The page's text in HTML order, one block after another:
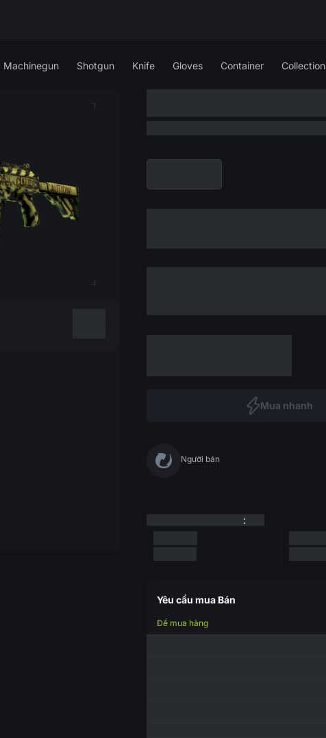
Machinegun Shotgun Knife Gloves Container Collection
Mua nhanh
Người bán
:
Yêu cầu mua Bán
Để mua hàng